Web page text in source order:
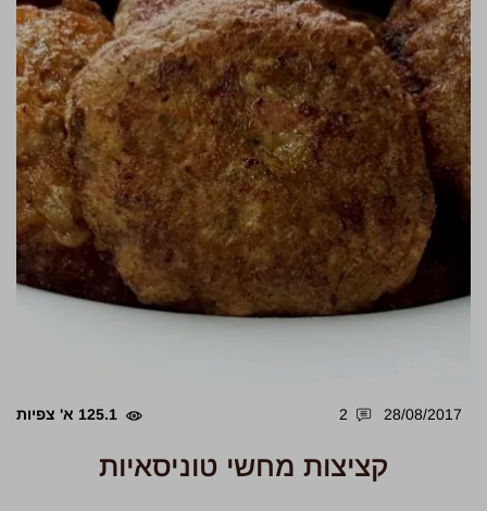
28/08/2017
2 125.1 א' צפיות
קציצות מחשי טוניסאיות